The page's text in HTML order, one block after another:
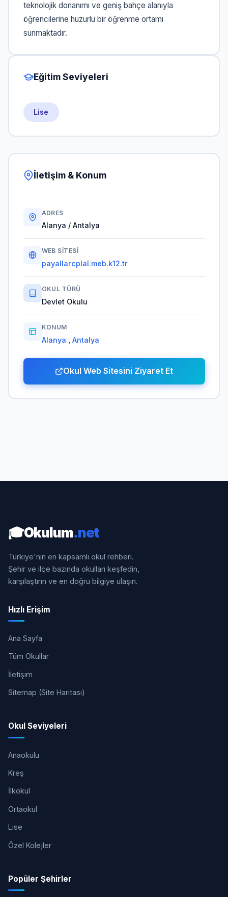
teknolojik donanımı ve geniş bahçe alanıyla
öğrencilerine huzurlu bir öğrenme ortamı
sunmaktadır.
Eğitim Seviyeleri
Lise
İletişim & Konum
ADRES
Alanya / Antalya
WEB SITESI
payallarcplal.meb.k12.tr
OKUL TÜRÜ
Devlet Okulu
KONUM
Alanya Antalya
Okul Web Sitesini Ziyaret Et
🎓Okulum.net
Türkiye'nin en kapsamlı okul rehberi.
Şehir ve ilçe bazında okulları keşfedin,
karşılaştırın ve en doğru bilgiye ulaşın.
Hızlı Erişim
Ana Sayfa
Tüm Okullar
İletişim
Sitemap (Site Haritası)
Okul Seviyeleri
Anaokulu
Kreş
İlkokul
Ortaokul
Lise
Özel Kolejler
Popüler Şehirler